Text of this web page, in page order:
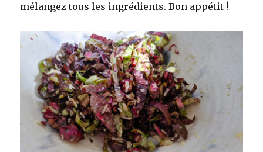
mélangez tous les ingrédients. Bon appétit !